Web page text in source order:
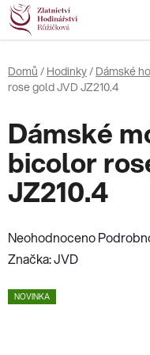
Přejít
na
obsah
Domů / Hodinky/ Dámské
rose gold JVD JZ210.4
Dámské
bicolor
JZ210.4
Průměrné
hodnocení
je
Neohodnoceno
Značka:JVD
NOVINKA